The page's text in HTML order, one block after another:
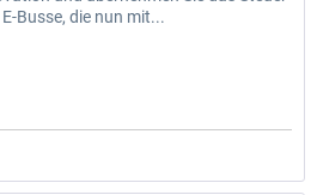
Busse, die nun mit...